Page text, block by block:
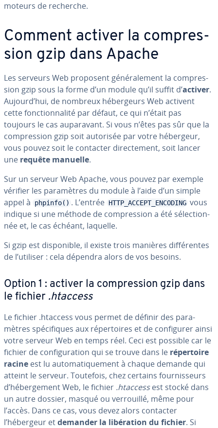
moteurs de recherche.
Comment activer la com­pres­
sion gzip dans Apache
Les serveurs Web proposent gé­né­ra­le­ment la com­pres­
sion gzip sous la forme d’un module qu’il suffit d’activer.
Aujourd’hui, de nombreux hé­ber­geurs Web activent
cette fonc­tion­na­lité par défaut, ce qui n’était pas
toujours le cas au­pa­ra­vant. Si vous n’êtes pas sûr que la
com­pres­sion gzip soit autorisée par votre hébergeur,
vous pouvez soit le contacter di­rec­te­ment, soit lancer
une requête manuelle.
Sur un serveur Web Apache, vous pouvez par exemple
vérifier les pa­ra­mètres du module à l’aide d’un simple
appel à
phpinfo() . L’entrée HTTP_ACCEPT_ENCODING vous
indique si une méthode de com­pres­sion a été sé­lec­tion­
née et, le cas échéant, laquelle.
Si gzip est dis­po­nible, il existe trois manières dif­fé­rentes
de l’utiliser : cela dépendra alors de vos besoins.
Option 1 : activer la com­pres­sion gzip dans
le fichier .htaccess
Le fichier .htaccess vous permet de définir des pa­ra­
mètres spé­ci­fiques aux ré­per­toires et de con­fi­gu­rer ainsi
votre serveur Web en temps réel. Ceci est possible car le
fichier de con­fi­gu­ra­tion qui se trouve dans le ré­per­toire
racine est lu au­to­ma­ti­que­ment à chaque demande qui
atteint le serveur. Toutefois, chez certains four­nis­seurs
d’hé­ber­ge­ment Web, le fichier .htaccessest stocké dans
un autre dossier, masqué ou ver­rouillé, même pour
l’accès. Dans ce cas, vous devez alors contacter
l’hébergeur etdemander la li­bé­ra­tion du fichier. Si